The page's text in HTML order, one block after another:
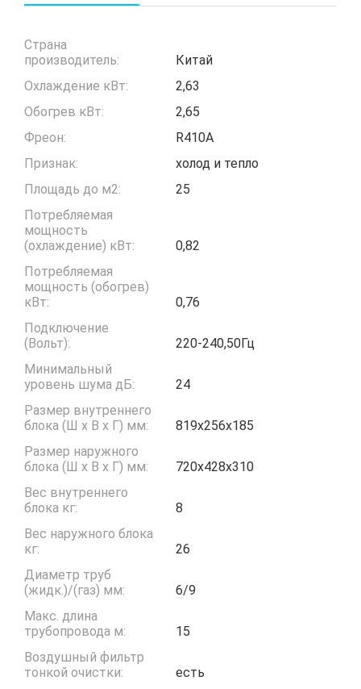
Страна
производитель:
Китай
Охлаждение кВт:
2,63
Обогрев кВт:
2,65
Фреон:
R410A
Признак:
холод и тепло
Площадь до м2:
25
Потребляемая
мощность
(охлаждение) кВт:
0,82
Потребляемая
мощность (обогрев)
кВт:
0,76
Подключение
(Вольт):
220-240,50Гц
Минимальный
уровень шума дБ:
24
Размер внутреннего
блока (Ш x В x Г) мм:
819х256х185
Размер наружного
блока (Ш x В x Г) мм:
720х428х310
Вес внутреннего
блока кг:
8
Вес наружного блока
кг:
26
Диаметр труб
(жидк.)/(газ) мм:
6/9
Макс. длина
трубопровода м:
15
Воздушный фильтр
тонкой очистки:
есть